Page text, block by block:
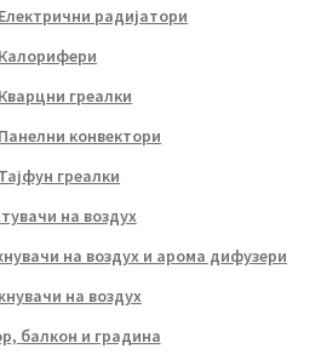
Електрични радијатори
Калорифери
Кварцни греалки
Панелни конвектори
Тајфун греалки
на воздух
на воздух и арома дифузери
на воздух
балкон и градина